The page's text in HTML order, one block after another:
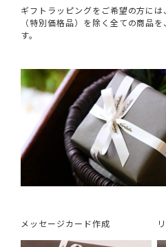
ギフトラッピングをご希望の方に
（特別価格品）を除く全ての商品
す。
メッセージカード作成